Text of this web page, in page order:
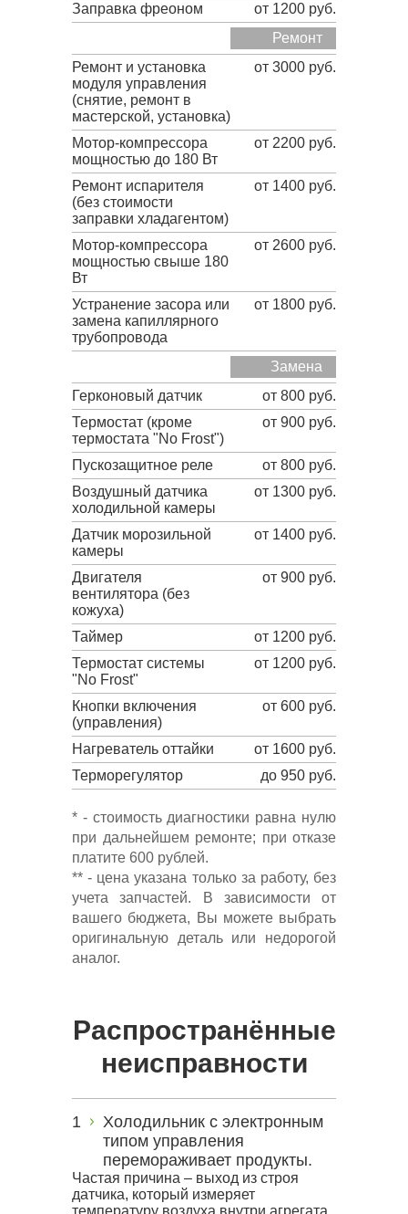
Заправка фреоном
от 1200 руб.
Ремонт
Ремонт и установка
модуля управления
(снятие, ремонт в
мастерской, установка)
от 3000 руб.
Мотор-компрессора
мощностью до 180 Вт
от 2200 руб.
Ремонт испарителя
(без стоимости
заправки хладагентом)
от 1400 руб.
Мотор-компрессора
мощностью свыше 180
Вт
от 2600 руб.
Устранение засора или
замена капиллярного
трубопровода
от 1800 руб.
Замена
Герконовый датчик
от 800 руб.
Термостат (кроме
термостата "No Frost")
от 900 руб.
Пускозащитное реле
от 800 руб.
Воздушный датчика
холодильной камеры
от 1300 руб.
Датчик морозильной
камеры
от 1400 руб.
Двигателя
вентилятора (без
кожуха)
от 900 руб.
Таймер
от 1200 руб.
Термостат системы
"No Frost"
от 1200 руб.
Кнопки включения
(управления)
от 600 руб.
Нагреватель оттайки
от 1600 руб.
Терморегулятор
до 950 руб.
* - стоимость диагностики равна нулю
при дальнейшем ремонте; при отказе
платите 600 рублей.
** - цена указана только за работу, без
учета запчастей. В зависимости от
вашего бюджета, Вы можете выбрать
оригинальную деталь или недорогой
аналог.
Распространённые
неисправности
Холодильник с электронным
типом управления
перемораживает продукты.
Частая причина – выход из строя
датчика, который измеряет
температуру воздуха внутри агрегата